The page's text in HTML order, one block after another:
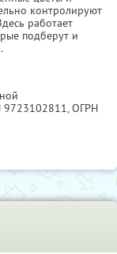
контролируют
работает
подберут и
, ОГРН